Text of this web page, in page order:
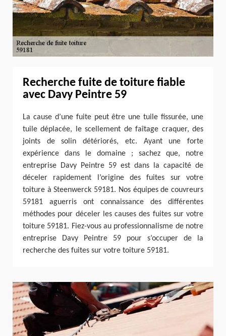
Recherche fuite de toiture fiable
avec Davy Peintre 59
La cause d’une fuite peut être une tuile fissurée, une
tuile déplacée, le scellement de faîtage craquer, des
joints de solin détériorés, etc. Ayant une forte
expérience dans le domaine ; sachez que, notre
entreprise Davy Peintre 59 est dans la capacité de
déceler rapidement l’origine des fuites sur votre
toiture à Steenwerck 59181. Nos équipes de couvreurs
59181 aguerris ont connaissance des différentes
méthodes pour déceler les causes des fuites sur votre
toiture 59181. Fiez-vous au professionnalisme de notre
entreprise Davy Peintre 59 pour s’occuper de la
recherche des fuites sur votre toiture 59181.